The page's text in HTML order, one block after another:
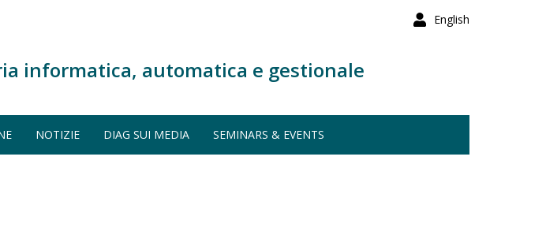
English
informatica, automatica e gestionale
NOTIZIE DIAG SUI MEDIA SEMINARS & EVENTS